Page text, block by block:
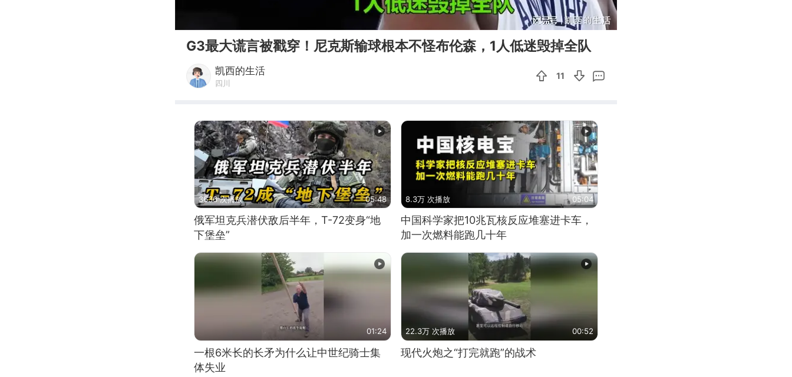
06:08
G3最大谎言被戳穿！尼克斯输球根本不怪布伦森，1人低迷毁掉全队
凯西的生活
四川
11
3636 次播放 05:48
俄军坦克兵潜伏敌后半年，T-72变身“地
下堡垒”
8.3万 次播放 05:04
中国科学家把10兆瓦核反应堆塞进卡车，
加一次燃料能跑几十年
01:24
一根6米长的长矛为什么让中世纪骑士集
体失业
22.3万 次播放 00:52
现代火炮之“打完就跑”的战术